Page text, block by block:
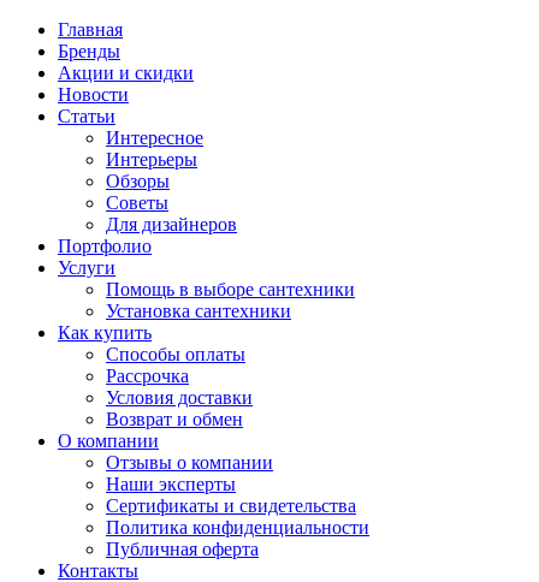
Главная
Бренды
Акции и скидки
Новости
Статьи
Интересное
Интерьеры
Обзоры
Советы
Для дизайнеров
Портфолио
Услуги
Помощь в выборе сантехники
Установка сантехники
Как купить
Способы оплаты
Рассрочка
Условия доставки
Возврат и обмен
О компании
Отзывы о компании
Наши эксперты
Сертификаты и свидетельства
Политика конфиденциальности
Публичная оферта
Контакты